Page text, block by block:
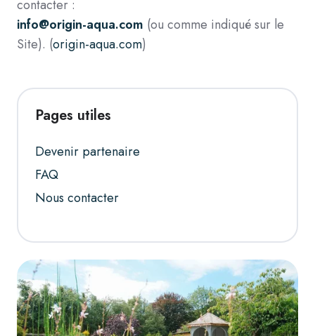
contacter :
info@origin-aqua.com (ou comme indiqué sur le
Site). (origin-aqua.com)
Pages utiles
Devenir partenaire
FAQ
Nous contacter